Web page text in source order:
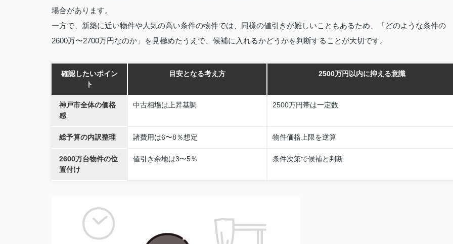
場合があります。
一方で、新築に近い物件や人気の高い条件の物件では、同様の値引きが難しいこともあるため、「どのような条件の
2600万〜2700万円なのか」を見極めたうえで、候補に入れるかどうかを判断することが大切です。
確認したいポイン
ト
目安となる考え方 2500万円以内に抑える意識
神戸市全体の価格
感
中古相場は上昇基調 2500万円帯は一定数
総予算の内訳整理 諸費用は6〜8％想定 物件価格上限を逆算
2600万台物件の位
置付け
値引き余地は3〜5％ 条件次第で候補と判断